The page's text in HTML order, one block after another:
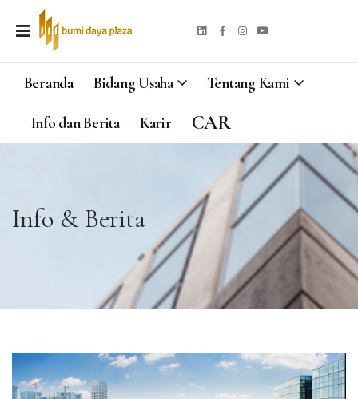
Beranda Bidang Usaha Tentang Kami
Info dan Berita Karir CAR
Info & Berita